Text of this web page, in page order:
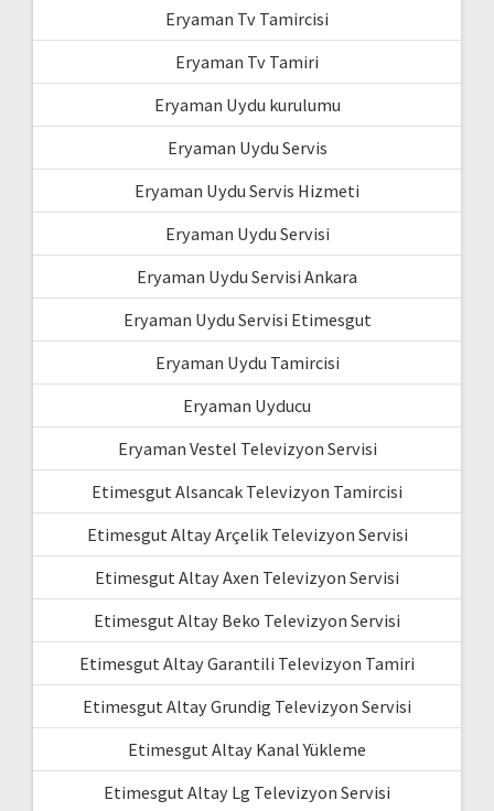
Eryaman Tv Tamircisi
Eryaman Tv Tamiri
Eryaman Uydu kurulumu
Eryaman Uydu Servis
Eryaman Uydu Servis Hizmeti
Eryaman Uydu Servisi
Eryaman Uydu Servisi Ankara
Eryaman Uydu Servisi Etimesgut
Eryaman Uydu Tamircisi
Eryaman Uyducu
Eryaman Vestel Televizyon Servisi
Etimesgut Alsancak Televizyon Tamircisi
Etimesgut Altay Arçelik Televizyon Servisi
Etimesgut Altay Axen Televizyon Servisi
Etimesgut Altay Beko Televizyon Servisi
Etimesgut Altay Garantili Televizyon Tamiri
Etimesgut Altay Grundig Televizyon Servisi
Etimesgut Altay Kanal Yükleme
Etimesgut Altay Lg Televizyon Servisi